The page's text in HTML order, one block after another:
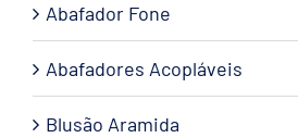
Abafador Fone
Abafadores Acopláveis
Blusão Aramida